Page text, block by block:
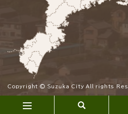
Copyright © Suzuka City All rights